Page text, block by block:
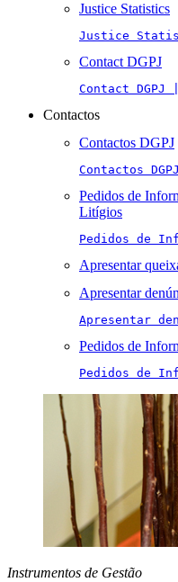
Justice Statistics
Justice
Contact DGPJ
Contact
Contactos
Contactos DGPJ
Contactos
Pedidos de
Litígios
Pedidos de
Apresentar
Apresentar
Apresentar
Pedidos de
Pedidos de
Instrumentos de Gestão